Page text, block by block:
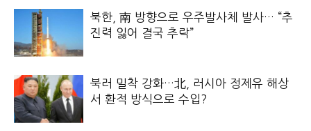
북한, 南 방향으로 우주발사체 발사… “추
진력 잃어 결국 추락”
북러 밀착 강화…北, 러시아 정제유 해상
서 환적 방식으로 수입?